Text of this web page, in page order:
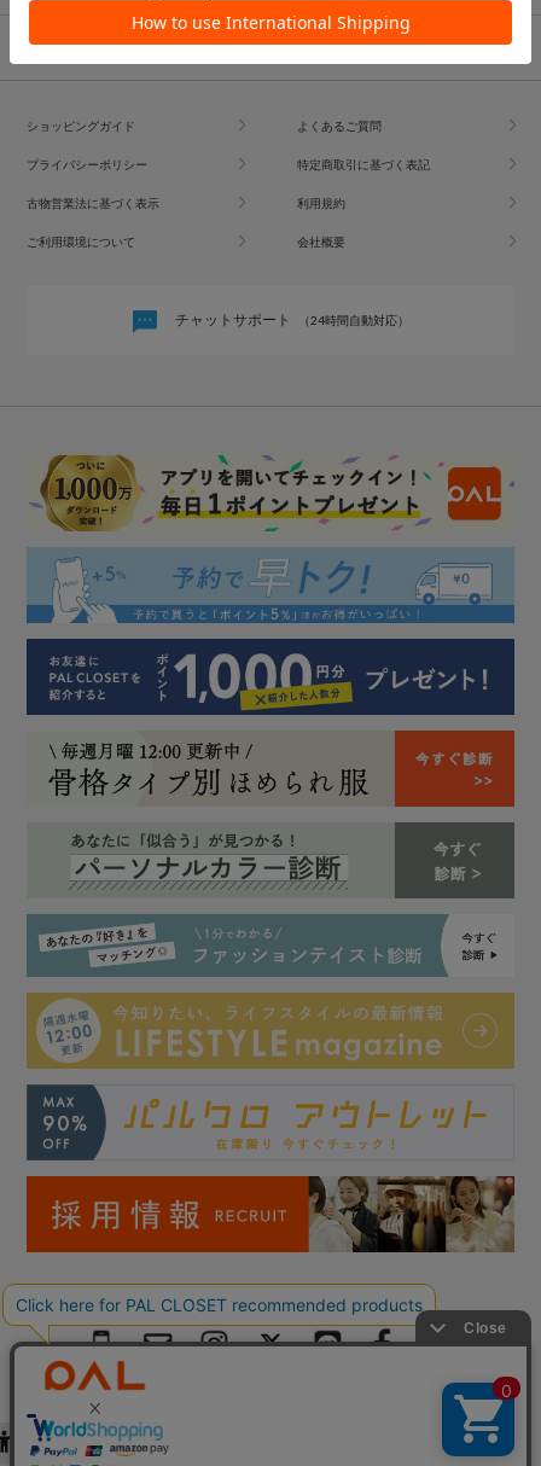
コーディネート
ショッピングガイド よくあるご質問
プライバシーポリシー 特定商取引に基づく表記
古物営業法に基づく表示 利用規約
ご利用環境について 会社概要
チャットサポート （24時間自動対応）